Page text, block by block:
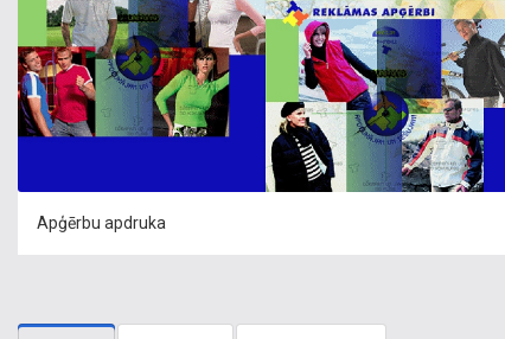
Apģērbu apdruka